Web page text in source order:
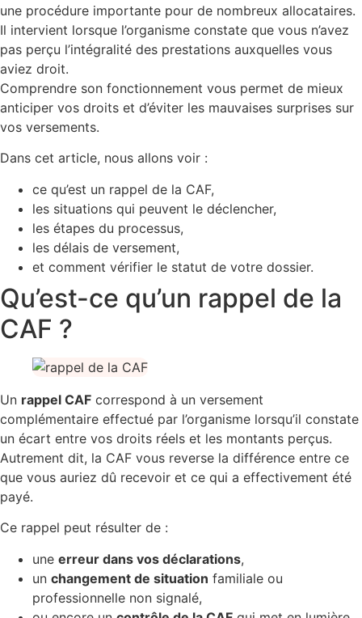
une procédure importante pour de nombreux allocataires.
Il intervient lorsque l’organisme constate que vous n’avez
pas perçu l’intégralité des prestations auxquelles vous
aviez droit.
Comprendre son fonctionnement vous permet de mieux
anticiper vos droits et d’éviter les mauvaises surprises sur
vos versements.
Dans cet article, nous allons voir :
ce qu’est un rappel de la CAF,
les situations qui peuvent le déclencher,
les étapes du processus,
les délais de versement,
et comment vérifier le statut de votre dossier.
Qu’est-ce qu’un rappel de la
CAF ?
Un rappel CAF correspond à un versement
complémentaire effectué par l’organisme lorsqu’il constate
un écart entre vos droits réels et les montants perçus.
Autrement dit, la CAF vous reverse la différence entre ce
que vous auriez dû recevoir et ce qui a effectivement été
payé.
Ce rappel peut résulter de :
une erreur dans vos déclarations,
un changement de situation familiale ou
professionnelle non signalé,